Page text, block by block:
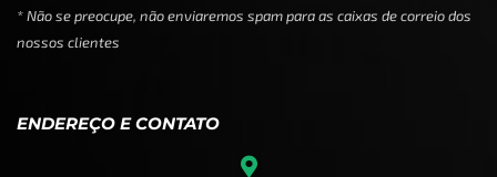
* Não se preocupe, não enviaremos spam para as caixas de correio dos
nossos clientes
ENDEREÇO E CONTATO